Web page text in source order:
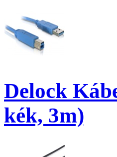
Delock
kék, 3m)